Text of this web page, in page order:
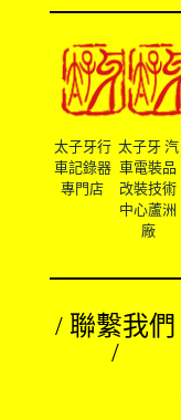
太子牙行
車記錄器
專門店
太子牙 汽
車電裝品
改裝技術
中心蘆洲
廠
/ 聯繫我們
/